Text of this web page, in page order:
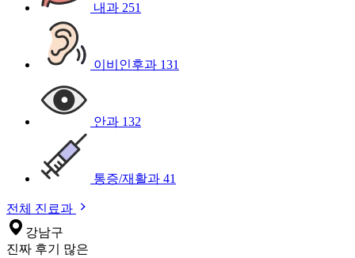
내과 251
이비인후과 131
안과 132
통증/재활과 41
전체 진료과
강남구
진짜 후기 많은